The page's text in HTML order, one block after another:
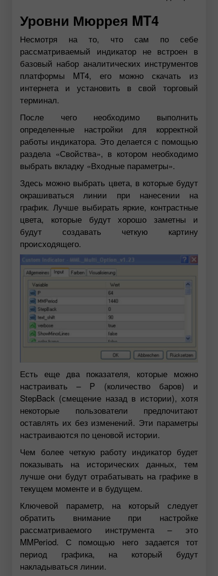
Уровни Мюррея MT4
Несмотря на то, что сам по себе
рассматриваемый индикатор не встроен в
базовый набор аналитических инструментов
платформы MT4, его можно скачать из
интернета и установить в свой торговый
терминал.
После чего необходимо выполнить
определенные настройки для корректной
работы индикатора. Это делается с помощью
раздела «Свойства», в котором необходимо
выбрать вкладку «Входные параметры».
Здесь можно выбрать цвета, в которые будут
окрашиваться линии при нанесении на
график. Лучше выбирать яркие, контрастные
цвета, которые будут хорошо заметны и
будут создавать четкую картину
происходящего.
Есть еще два показателя, которые можно
настраивать – P (количество баров) и
StepBack (смещение назад в истории), хотя
некоторые пользователи предпочитают
оставлять их без изменений. Эти параметры
настраиваются по ценовой истории.
Чем более четкую работу индикатор будет
показывать на исторических данных, тем
лучше они будут отрабатывать на графике в
текущем моменте и в будущем.
Ключевой параметр, на который следует
обратить внимание при настройке
рассматриваемого инструмента – это
MMPeriod. С помощью него задается тот
период графика, на который будут
накладываться линии.